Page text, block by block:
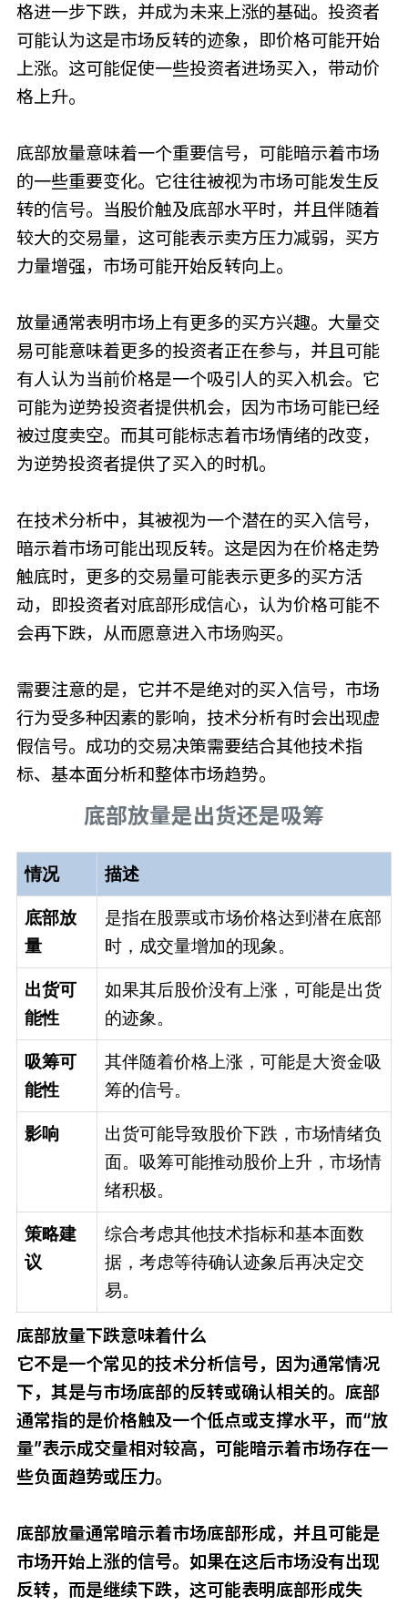
格进一步下跌，并成为未来上涨的基础。投资者
可能认为这是市场反转的迹象，即价格可能开始
上涨。这可能促使一些投资者进场买入，带动价
格上升。
底部放量意味着一个重要信号，可能暗示着市场
的一些重要变化。它往往被视为市场可能发生反
转的信号。当股价触及底部水平时，并且伴随着
较大的交易量，这可能表示卖方压力减弱，买方
力量增强，市场可能开始反转向上。
放量通常表明市场上有更多的买方兴趣。大量交
易可能意味着更多的投资者正在参与，并且可能
有人认为当前价格是一个吸引人的买入机会。它
可能为逆势投资者提供机会，因为市场可能已经
被过度卖空。而其可能标志着市场情绪的改变，
为逆势投资者提供了买入的时机。
在技术分析中，其被视为一个潜在的买入信号，
暗示着市场可能出现反转。这是因为在价格走势
触底时，更多的交易量可能表示更多的买方活
动，即投资者对底部形成信心，认为价格可能不
会再下跌，从而愿意进入市场购买。
需要注意的是，它并不是绝对的买入信号，市场
行为受多种因素的影响，技术分析有时会出现虚
假信号。成功的交易决策需要结合其他技术指
标、基本面分析和整体市场趋势。
底部放量是出货还是吸筹
情况 描述
底部放
量
是指在股票或市场价格达到潜在底部
时，成交量增加的现象。
出货可
能性
如果其后股价没有上涨，可能是出货
的迹象。
吸筹可
能性
其伴随着价格上涨，可能是大资金吸
筹的信号。
影响
出货可能导致股价下跌，市场情绪负
面。吸筹可能推动股价上升，市场情
绪积极。
策略建
议
综合考虑其他技术指标和基本面数
据，考虑等待确认迹象后再决定交
易。
底部放量下跌意味着什么
它不是一个常见的技术分析信号，因为通常情况
下，其是与市场底部的反转或确认相关的。底部
通常指的是价格触及一个低点或支撑水平，而“放
量”表示成交量相对较高，可能暗示着市场存在一
些负面趋势或压力。
底部放量通常暗示着市场底部形成，并且可能是
市场开始上涨的信号。如果在这后市场没有出现
反转，而是继续下跌，这可能表明底部形成失